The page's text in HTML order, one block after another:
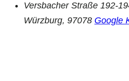
Versbacher Straße 192-
Würzburg, 97078 Google